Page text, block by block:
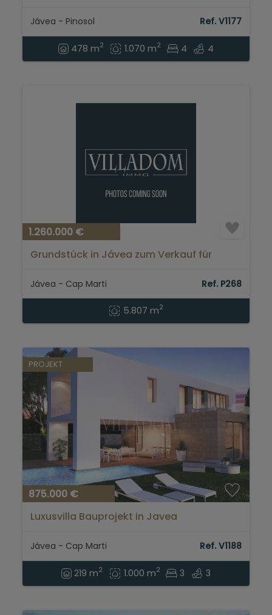
Jávea - Pinosol Ref. V1177
478 m2 1.070 m2 4 4
1.260.000 €
Grundstück in Jávea zum Verkauf für
Jávea - Cap Marti Ref. P268
5.807 m2
PROJEKT
875.000 €
Luxusvilla Bauprojekt in Javea
Jávea - Cap Marti Ref. V1188
219 m2 1.000 m2 3 3